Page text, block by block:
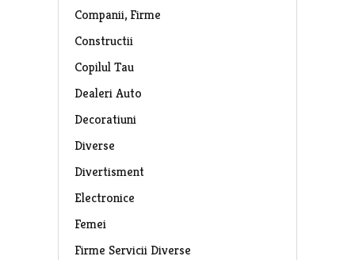
Companii, Firme
Constructii
Copilul Tau
Dealeri Auto
Decoratiuni
Diverse
Divertisment
Electronice
Femei
Firme Servicii Diverse